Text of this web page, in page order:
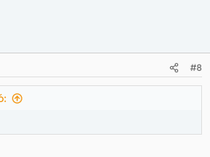
#8